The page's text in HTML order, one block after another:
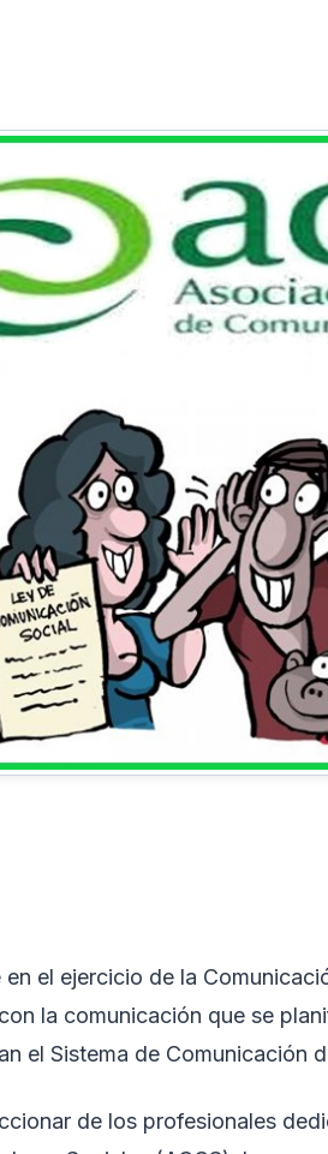
el ejercicio de la
la comunicación que se
el Sistema de Comunicación
de los profesionales